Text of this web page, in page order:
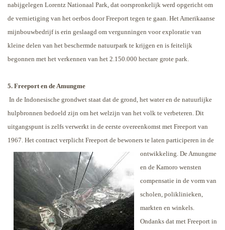
nabijgelegen Lorentz Nationaal Park, dat oorspronkelijk werd opgericht om
de vernietiging van het oerbos door Freeport tegen te gaan. Het Amerikaanse
mijnbouwbedrijf is erin geslaagd om vergunningen voor exploratie van
kleine delen van het beschermde natuurpark te krijgen en is feitelijk
begonnen met het verkennen van het 2.150.000 hectare grote park.
5. Freeport en de Amungme
In de Indonesische grondwet staat dat de grond, het water en de natuurlijke
hulpbronnen bedoeld zijn om het welzijn van het volk te verbeteren. Dit
uitgangspunt is zelfs verwerkt in de eerste overeenkomst met Freeport van
1967. Het contract verplicht Freeport de bewoners te laten participeren in de
ontwikkeling. De Amungme
en de Kamoro wensten
compensatie in de vorm van
scholen, poliklinieken,
markten en winkels.
Ondanks dat met Freeport in